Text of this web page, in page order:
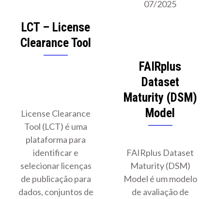
07/2025
LCT – License
Clearance Tool
License Clearance
Tool (LCT) é uma
plataforma para
identificar e
selecionar licenças
de publicação para
dados, conjuntos de
FAIRplus
Dataset
Maturity (DSM)
Model
FAIRplus Dataset
Maturity (DSM)
Model é um modelo
de avaliação de